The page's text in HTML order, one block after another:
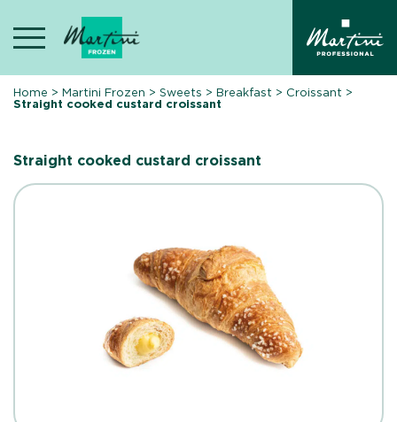
content
Home >Martini Frozen >Sweets >Breakfast > Croissant >
Straight cooked custard croissant
Straight cooked custard croissant